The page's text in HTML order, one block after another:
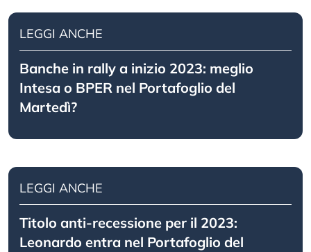
LEGGI ANCHE
Banche in rally a inizio 2023: meglio
Intesa o BPER nel Portafoglio del
Martedì?
LEGGI ANCHE
Titolo anti-recessione per il 2023:
Leonardo entra nel Portafoglio del